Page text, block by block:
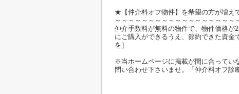
★【仲介料オフ物件】を希望の方が増え
～～～～～～～～～～～～～～～～～～
仲介手数料が無料の物件で、物件価格
にご購入ができるうえ、節約できた資
を］
※当ホームページに掲載が間に合ってい
問い合わせ下さいませ。「仲介料オフ診